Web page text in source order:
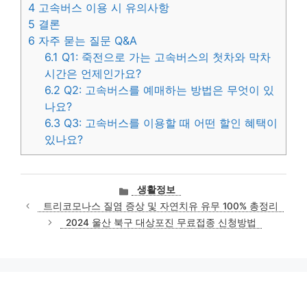
4 고속버스 이용 시 유의사항
5 결론
6 자주 묻는 질문 Q&A
6.1 Q1: 죽전으로 가는 고속버스의 첫차와 막차
시간은 언제인가요?
6.2 Q2: 고속버스를 예매하는 방법은 무엇이 있
나요?
6.3 Q3: 고속버스를 이용할 때 어떤 할인 혜택이
있나요?
카
테
고
리
생활정보
트리코모나스 질염 증상 및 자연치유 유무 100% 총정리
2024 울산 북구 대상포진 무료접종 신청방법